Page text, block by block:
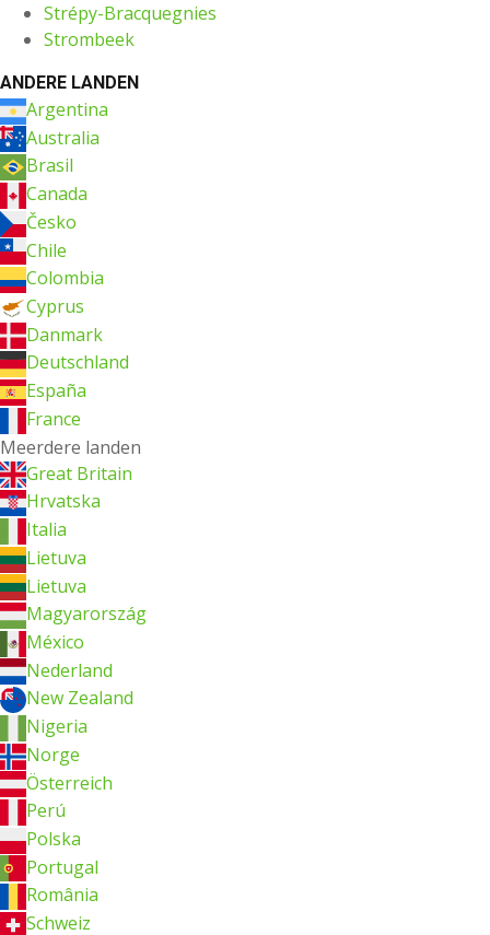
Strépy-Bracquegnies
Strombeek
ANDERE LANDEN
Argentina
Australia
Brasil
Canada
Česko
Chile
Colombia
Cyprus
Danmark
Deutschland
España
France
Meerdere landen
Great Britain
Hrvatska
Italia
Lietuva
Lietuva
Magyarország
México
Nederland
New Zealand
Nigeria
Norge
Österreich
Perú
Polska
Portugal
România
Schweiz